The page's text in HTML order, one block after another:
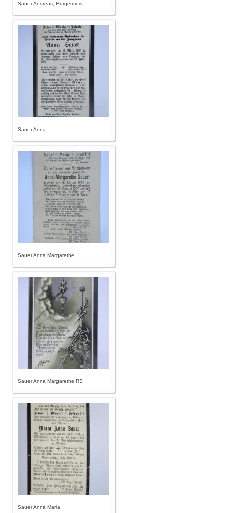
Sauer Andreas, Bürgermeis...
Sauer Anna
Sauer Anna Margarethe
Sauer Anna Margarethe RS
Sauer Anna Maria